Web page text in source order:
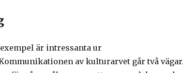
är intressanta ur
av kulturarvet går två